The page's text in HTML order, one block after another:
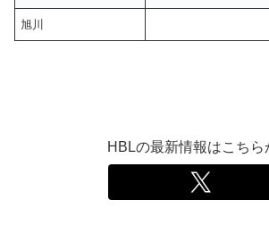
旭川
HBLの最新情報はこちら